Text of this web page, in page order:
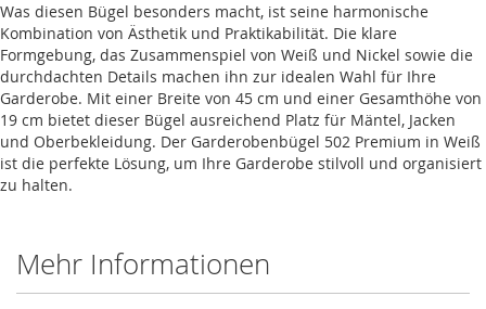
Was diesen Bügel besonders macht, ist seine harmonische
Kombination von Ästhetik und Praktikabilität. Die klare
Formgebung, das Zusammenspiel von Weiß und Nickel sowie die
durchdachten Details machen ihn zur idealen Wahl für Ihre
Garderobe. Mit einer Breite von 45 cm und einer Gesamthöhe von
19 cm bietet dieser Bügel ausreichend Platz für Mäntel, Jacken
und Oberbekleidung. Der Garderobenbügel 502 Premium in Weiß
ist die perfekte Lösung, um Ihre Garderobe stilvoll und organisiert
zu halten.
Mehr Informationen